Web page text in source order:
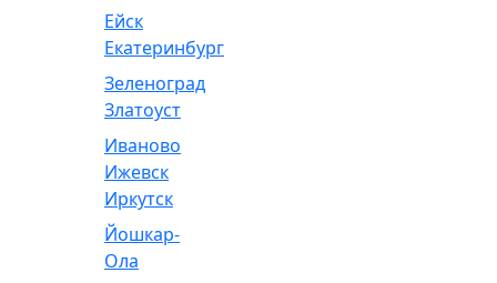
Ейск
Екатеринбург
Зеленоград
Златоуст
Иваново
Ижевск
Иркутск
Йошкар-
Ола